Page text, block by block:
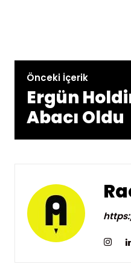
Önceki İçerik
Ergün
Abacı Oldu